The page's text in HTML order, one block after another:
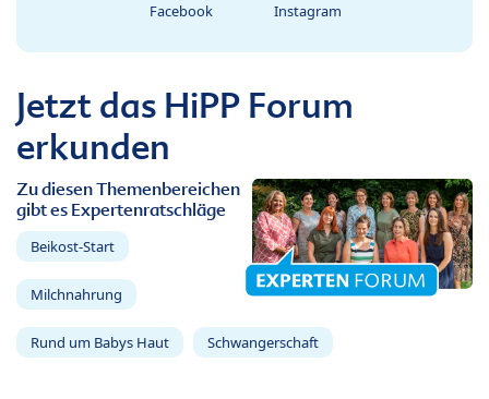
Facebook Instagram
Jetzt das HiPP Forum
erkunden
Zu diesen Themenbereichen
gibt es Expertenratschläge
Beikost-Start
Milchnahrung
Rund um Babys Haut Schwangerschaft